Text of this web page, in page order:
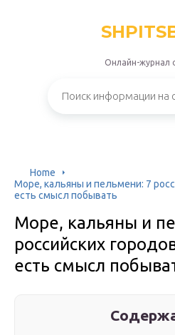
Онлайн-журнал
Home
Море, кальяны и пельмени: 7
есть смысл побывать
Море, кальяны и
российских
есть смысл